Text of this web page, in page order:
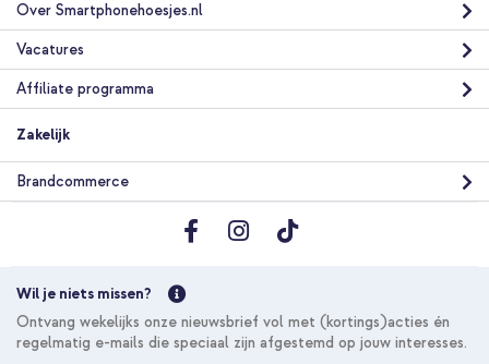
Over Smartphonehoesjes.nl
Vacatures
Affiliate programma
Zakelijk
Brandcommerce
Wil je niets missen?
Ontvang wekelijks onze nieuwsbrief vol met (kortings)acties én
regelmatig e-mails die speciaal zijn afgestemd op jouw interesses.